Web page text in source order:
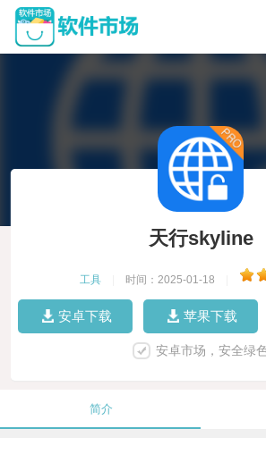
天行skyline
工具 时间：2025-01-18
安卓下载 苹果下载
安卓市场，安全绿
简介